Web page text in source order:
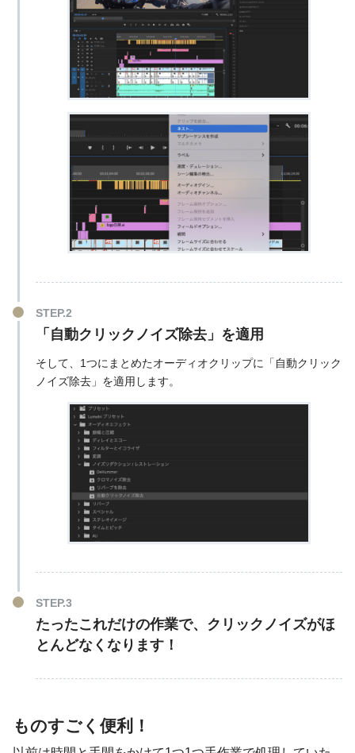
「自動クリックノイズ除去」を適用
そして、1つにまとめたオーディオクリップに「自動クリック
ノイズ除去」を適用します。
たったこれだけの作業で、クリックノイズがほ
とんどなくなります！
ものすごく便利！